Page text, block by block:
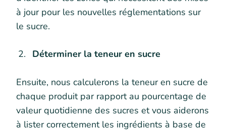
à jour pour les nouvelles réglementations sur
le sucre.
Déterminer la teneur en sucre
Ensuite, nous calculerons la teneur en sucre de
chaque produit par rapport au pourcentage de
valeur quotidienne des sucres et vous aiderons
à lister correctement les ingrédients à base de